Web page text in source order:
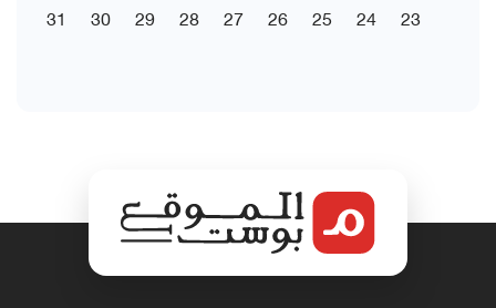
23
24
25
26
27
28
29
30
31